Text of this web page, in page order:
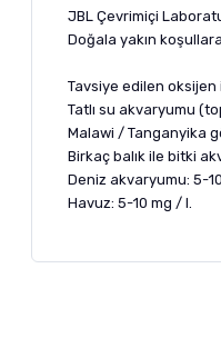
JBL Çevrimiçi
Doğala yakın
Tavsiye edilen oksijen
Tatlı su akvaryumu
Malawi / Tanganyika
Birkaç balık ile bitki
Deniz akvaryumu: 5-
Havuz: 5-10 mg / l.